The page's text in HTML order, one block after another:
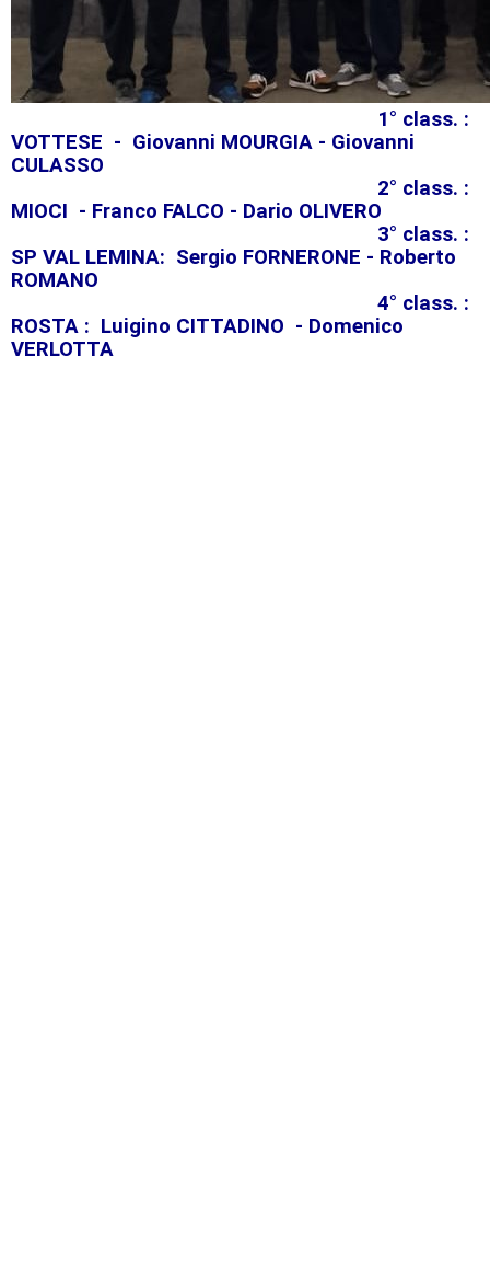
1° class. :
VOTTESE - Giovanni MOURGIA - Giovanni
CULASSO
2° class. :
MIOCI - Franco FALCO - Dario OLIVERO
3° class. :
SP VAL LEMINA: Sergio FORNERONE - Roberto
ROMANO
4° class. :
ROSTA : Luigino CITTADINO - Domenico
VERLOTTA